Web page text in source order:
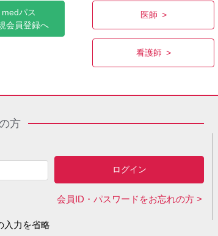
化された添付文書改訂年月
のしおり
medパス
会員登録へ
医師
看護師
方
会員ID・パスワードをお忘れの方
入力を省略